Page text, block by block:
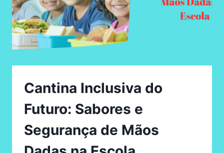
Cantina Inclusiva do
Futuro: Sabores e
Segurança de Mãos